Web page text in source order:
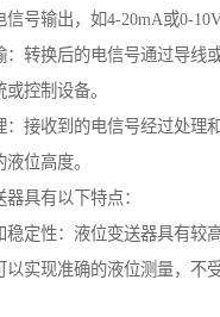
号输出，如4-20mA或0-10V
：转换后的电信号通过导线
控制设备。
：接收到的电信号经过处理
位高度。
具有以下特点：
稳定性：液位变送器具有较
以实现准确的液位测量，不